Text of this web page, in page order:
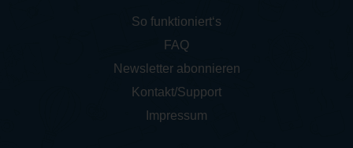
So funktioniert‘s
FAQ
Newsletter abonnieren
Kontakt/Support
Impressum